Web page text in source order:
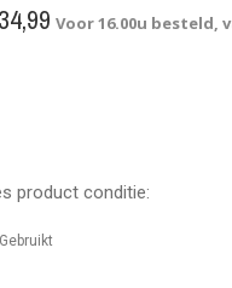
Voor 16.00u besteld,
product conditie:
Gebruikt